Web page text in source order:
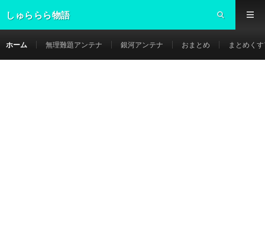
しゅららら物語
ホーム 無理難題アンテナ 銀河アンテナ おまとめ まとめく